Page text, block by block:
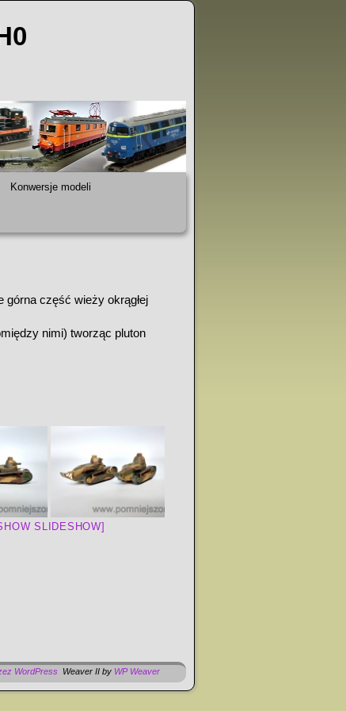
Konwersje modeli
górna część wieży okrągłej
nimi) tworząc pluton
SLIDESHOW]
WordPress Weaver II by WP Weaver